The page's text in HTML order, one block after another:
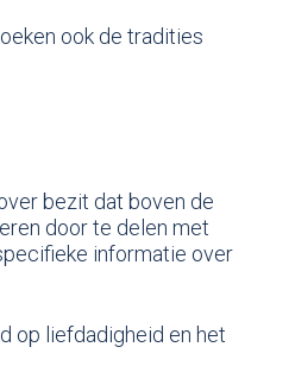
ook de tradities
bezit dat boven de
door te delen met
informatie over
op liefdadigheid en het